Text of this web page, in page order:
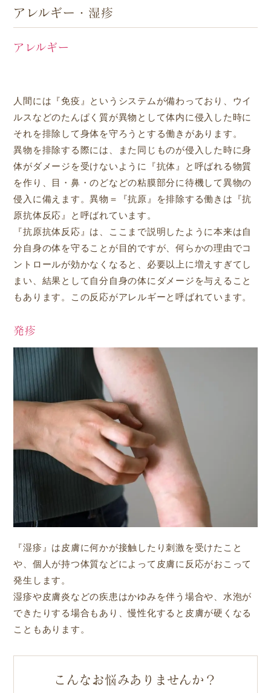
アレルギー・湿疹
アレルギー
人間には『免疫』というシステムが備わっており、ウイ
ルスなどのたんぱく質が異物として体内に侵入した時に
それを排除して身体を守ろうとする働きがあります。
異物を排除する際には、また同じものが侵入した時に身
体がダメージを受けないように『抗体』と呼ばれる物質
を作り、目・鼻・のどなどの粘膜部分に待機して異物の
侵入に備えます。異物＝『抗原』を排除する働きは『抗
原抗体反応』と呼ばれています。
『抗原抗体反応』は、ここまで説明したように本来は自
分自身の体を守ることが目的ですが、何らかの理由でコ
ントロールが効かなくなると、必要以上に増えすぎてし
まい、結果として自分自身の体にダメージを与えること
もあります。この反応がアレルギーと呼ばれています。
発疹
『湿疹』は皮膚に何かが接触したり刺激を受けたこと
や、個人が持つ体質などによって皮膚に反応がおこって
発生します。
湿疹や皮膚炎などの疾患はかゆみを伴う場合や、水泡が
できたりする場合もあり、慢性化すると皮膚が硬くなる
こともあります。
こんなお悩みありませんか？